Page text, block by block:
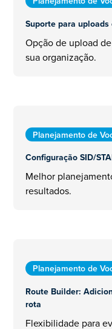
Suporte para
Opção de upload
sua organização.
Planejamento de
Configuração SID/
Melhor
resultados.
Planejamento de
Route Builder:
rota
Flexibilidade para